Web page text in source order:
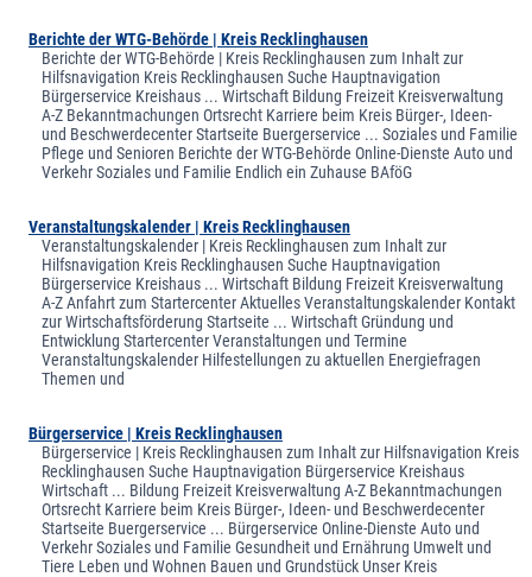
Berichte der WTG-Behörde | Kreis Recklinghausen
Berichte der WTG-Behörde | Kreis Recklinghausen zum Inhalt zur
Hilfsnavigation Kreis Recklinghausen Suche Hauptnavigation
Bürgerservice Kreishaus ... Wirtschaft Bildung Freizeit Kreisverwaltung
A-Z Bekanntmachungen Ortsrecht Karriere beim Kreis Bürger-, Ideen-
und Beschwerdecenter Startseite Buergerservice ... Soziales und Familie
Pflege und Senioren Berichte der WTG-Behörde Online-Dienste Auto und
Verkehr Soziales und Familie Endlich ein Zuhause BAföG
Veranstaltungskalender | Kreis Recklinghausen
Veranstaltungskalender | Kreis Recklinghausen zum Inhalt zur
Hilfsnavigation Kreis Recklinghausen Suche Hauptnavigation
Bürgerservice Kreishaus ... Wirtschaft Bildung Freizeit Kreisverwaltung
A-Z Anfahrt zum Startercenter Aktuelles Veranstaltungskalender Kontakt
zur Wirtschaftsförderung Startseite ... Wirtschaft Gründung und
Entwicklung Startercenter Veranstaltungen und Termine
Veranstaltungskalender Hilfestellungen zu aktuellen Energiefragen
Themen und
Bürgerservice | Kreis Recklinghausen
Bürgerservice | Kreis Recklinghausen zum Inhalt zur Hilfsnavigation Kreis
Recklinghausen Suche Hauptnavigation Bürgerservice Kreishaus
Wirtschaft ... Bildung Freizeit Kreisverwaltung A-Z Bekanntmachungen
Ortsrecht Karriere beim Kreis Bürger-, Ideen- und Beschwerdecenter
Startseite Buergerservice ... Bürgerservice Online-Dienste Auto und
Verkehr Soziales und Familie Gesundheit und Ernährung Umwelt und
Tiere Leben und Wohnen Bauen und Grundstück Unser Kreis